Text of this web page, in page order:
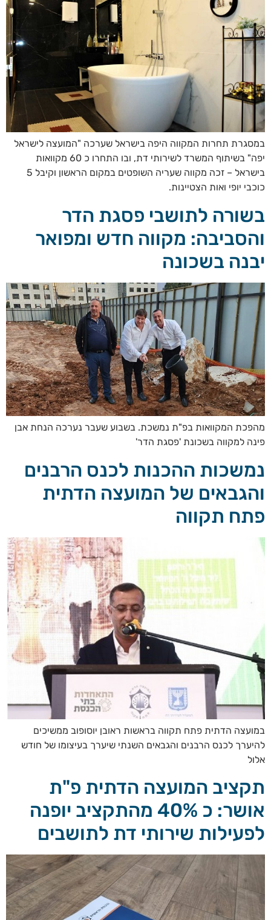
במסגרת תחרות המקווה היפה בישראל שערכה "המועצה לישראל
יפה" בשיתוף המשרד לשירותי דת, ובו התחרו כ 60 מקוואות
בישראל – זכה מקווה שעריה השופטים במקום הראשון וקיבל 5
כוכבי יופי ואות הצטיינות.
בשורה לתושבי פסגת הדר
והסביבה: מקווה חדש ומפואר
יבנה בשכונה
מהפכת המקוואות בפ"ת נמשכת. בשבוע שעבר נערכה הנחת אבן
פינה למקווה בשכונת 'פסגת הדר'
נמשכות ההכנות לכנס הרבנים
והגבאים של המועצה הדתית
פתח תקווה
במועצה הדתית פתח תקווה בראשות ראובן יוסופוב ממשיכים
להיערך לכנס הרבנים והגבאים השנתי שיערך בעיצומו של חודש
אלול
תקציב המועצה הדתית פ"ת
אושר: כ 40% מהתקציב יופנה
לפעילות שירותי דת לתושבים